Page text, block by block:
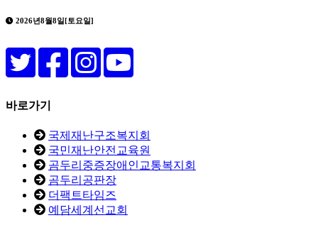
2026년8월8일[토요일]
바로가기
국제재난구조복지회
국민재난안전교육원
곰두리중증장애인교통복지회
곰두리공판장
더팩트타임즈
예담세계선교회